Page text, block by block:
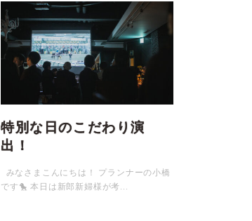
特別な日のこだわり演
出！
みなさまこんにちは！ プランナーの小橋
です🐤 本日は新郎新婦様が考...